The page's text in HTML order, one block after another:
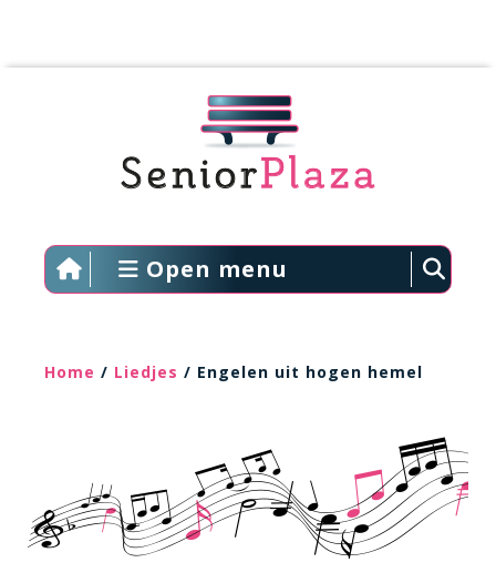
Open menu
Home / Liedjes / Engelen uit hogen hemel